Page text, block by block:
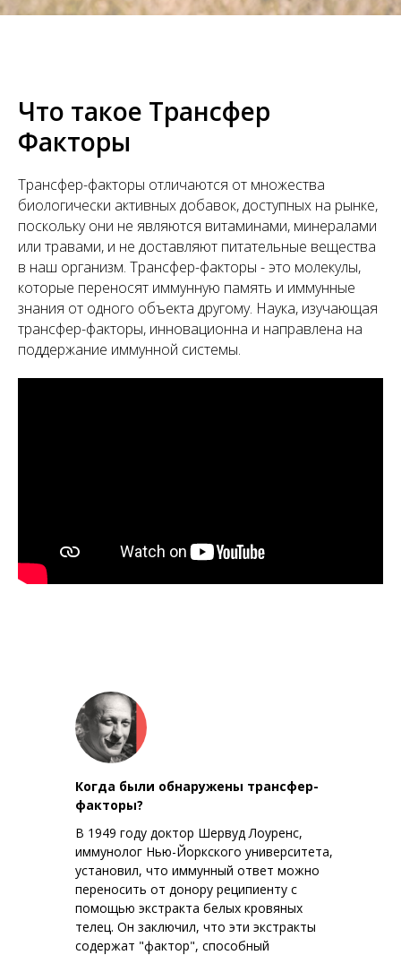
Что такое Трансфер
Факторы
Трансфер-факторы отличаются от множества
биологически активных добавок, доступных на рынке,
поскольку они не являются витаминами, минералами
или травами, и не доставляют питательные вещества
в наш организм. Трансфер-факторы - это молекулы,
которые переносят иммунную память и иммунные
знания от одного объекта другому. Наука, изучающая
трансфер-факторы, инновационна и направлена на
поддержание иммунной системы.
Когда были обнаружены трансфер-
факторы?
В 1949 году доктор Шервуд Лоуренс,
иммунолог Нью-Йоркского университета,
установил, что иммунный ответ можно
переносить от донору реципиенту с
помощью экстракта белых кровяных
телец. Он заключил, что эти экстракты
содержат "фактор", способный